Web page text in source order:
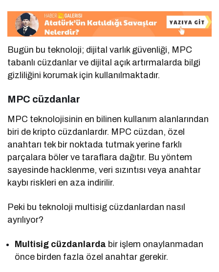
Bugün bu teknoloji; dijital varlık güvenliği, MPC
tabanlı cüzdanlar ve dijital açık artırmalarda bilgi
gizliliğini korumak için kullanılmaktadır.
MPC cüzdanlar
MPC teknolojisinin en bilinen kullanım alanlarından
biri de kripto cüzdanlardır. MPC cüzdan, özel
anahtarı tek bir noktada tutmak yerine farklı
parçalara böler ve taraflara dağıtır. Bu yöntem
sayesinde hacklenme, veri sızıntısı veya anahtar
kaybı riskleri en aza indirilir.
Peki bu teknoloji multisig cüzdanlardan nasıl
ayrılıyor?
Multisig cüzdanlarda bir işlem onaylanmadan
önce birden fazla özel anahtar gerekir.